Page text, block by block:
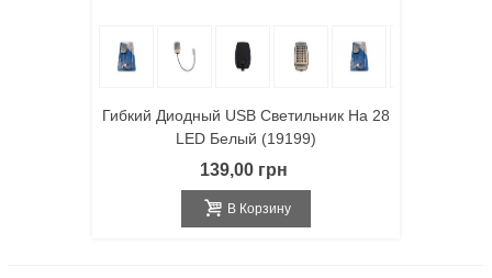
Гибкий Диодный USB Светильник На 28
LED Белый (19199)
139,00 грн
В Корзину